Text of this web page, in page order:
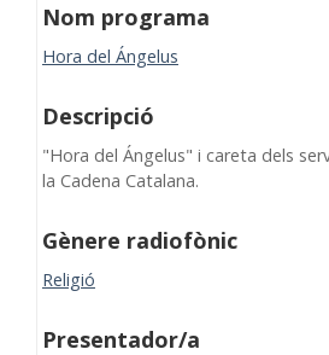
Nom programa
Hora del Ángelus
Descripció
"Hora del Ángelus" i careta dels
la Cadena Catalana.
Gènere radiofònic
Religió
Presentador/a